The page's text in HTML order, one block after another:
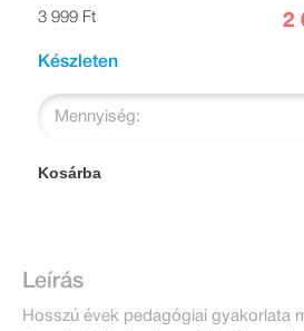
3 999 Ft
2
Készleten
Mennyiség:
Kosárba
Leírás
Hosszú évek pedagógiai gyakorlata